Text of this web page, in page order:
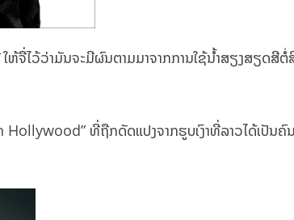
ຫ້ຈື່ໄວ້ວ່າມັນຈະມີຜົນຕາມມາຈາກການໃຊ້ນຳ້ສຽງສຽດສີ
ທີ່ຖືກດັດແປງຈາກຮູບເງົາທີ່ລາວໄດ້ເປັນ